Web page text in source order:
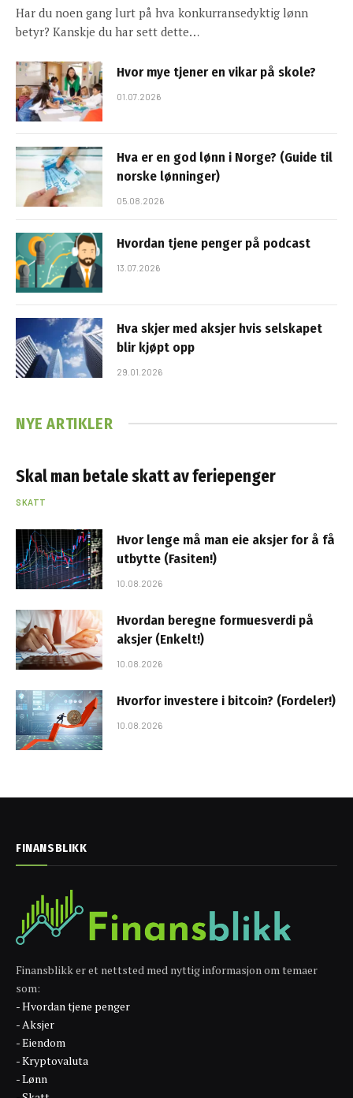
Har du noen gang lurt på hva konkurransedyktig lønn
betyr? Kanskje du har sett dette…
Hvor mye tjener en vikar på skole?
01.07.2026
Hva er en god lønn i Norge? (Guide til
norske lønninger)
05.08.2026
Hvordan tjene penger på podcast
13.07.2026
Hva skjer med aksjer hvis selskapet
blir kjøpt opp
29.01.2026
NYE ARTIKLER
Skal man betale skatt av feriepenger
SKATT
Hvor lenge må man eie aksjer for å få
utbytte (Fasiten!)
10.08.2026
Hvordan beregne formuesverdi på
aksjer (Enkelt!)
10.08.2026
Hvorfor investere i bitcoin? (Fordeler!)
10.08.2026
FINANSBLIKK
Finansblikk er et nettsted med nyttig informasjon om temaer
som:
- Hvordan tjene penger
- Aksjer
- Eiendom
- Kryptovaluta
- Lønn